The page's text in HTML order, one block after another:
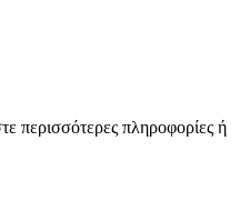
περισσότερες πληροφορίες ή